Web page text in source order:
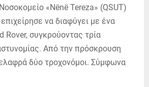
«Nënë Tereza» (QSUT)
να διαφύγει με ένα
Rover, συγκρούοντας τρία
Από την πρόσκρουση
δύο τροχονόμοι. Σύμφωνα